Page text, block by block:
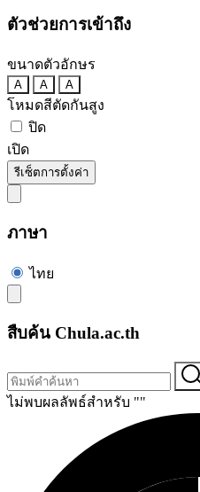
ตัวช่วยการเข้าถึง
ขนาดตัวอักษร
A A A
โหมดสีตัดกันสูง
ปิด
เปิด
รีเซ็ตการตั้งค่า
ภาษา
ไทย
สืบค้น Chula.ac.th
ไม่พบผลลัพธ์สำหรับ ""